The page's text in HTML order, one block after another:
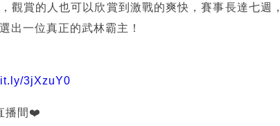
觀賞的人也可以欣賞到激戰的爽快，賽事長達七
出一位真正的武林霸主！
3jXzuY0
播間❤️